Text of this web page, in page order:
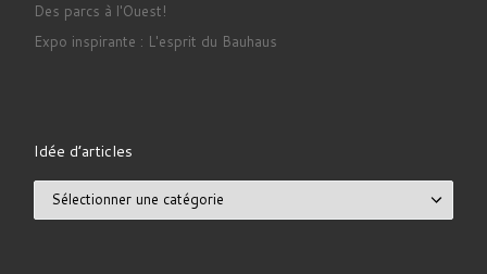
Des parcs à l'Ouest!
Expo inspirante : L'esprit du Bauhaus
Idée d’articles